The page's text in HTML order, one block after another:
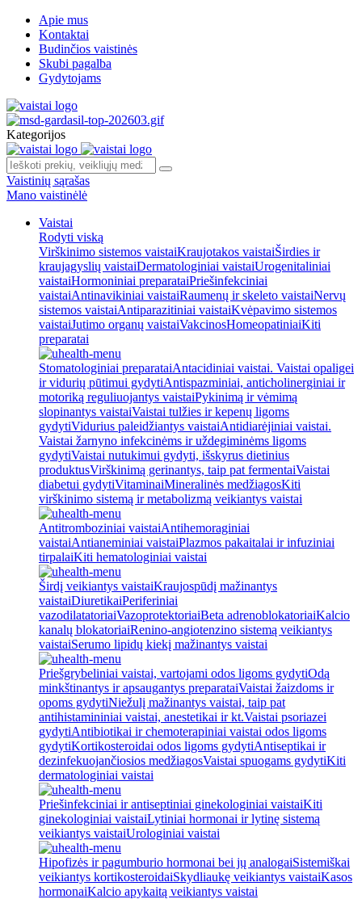
Apie mus
Kontaktai
Budinčios vaistinės
Skubi pagalba
Gydytojams
Kategorijos
Vaistinių sąrašas
Mano vaistinėlė
Vaistai
Rodyti viską
Virškinimo sistemos vaistaiKraujotakos vaistaiŠirdies ir
kraujagyslių vaistaiDermatologiniai vaistaiUrogenitaliniai
vaistaiHormoniniai preparataiPriešinfekciniai
vaistaiAntinavikiniai vaistaiRaumenų ir skeleto vaistaiNervų
sistemos vaistaiAntiparazitiniai vaistaiKvėpavimo sistemos
vaistaiJutimo organų vaistaiVakcinosHomeopatiniaiKiti
preparatai
Stomatologiniai preparataiAntacidiniai vaistai. Vaistai opaligei
ir vidurių pūtimui gydytiAntispazminiai, anticholinerginiai ir
motoriką reguliuojantys vaistaiPykinimą ir vėmimą
slopinantys vaistaiVaistai tulžies ir kepenų ligoms
gydytiVidurius paleidžiantys vaistaiAntidiarėjiniai vaistai.
Vaistai žarnyno infekcinėms ir uždegiminėms ligoms
gydytiVaistai nutukimui gydyti, išskyrus dietinius
produktusVirškinimą gerinantys, taip pat fermentaiVaistai
diabetui gydytiVitaminaiMineralinės medžiagosKiti
virškinimo sistemą ir metabolizmą veikiantys vaistai
Antitromboziniai vaistaiAntihemoraginiai
vaistaiAntianeminiai vaistaiPlazmos pakaitalai ir infuziniai
tirpalaiKiti hematologiniai vaistai
Širdį veikiantys vaistaiKraujospūdį mažinantys
vaistaiDiuretikaiPeriferiniai
vazodilatatoriaiVazoprotektoriaiBeta adrenoblokatoriaiKalcio
kanalų blokatoriaiRenino-angiotenzino sistemą veikiantys
vaistaiSerumo lipidų kiekį mažinantys vaistai
Priešgrybeliniai vaistai, vartojami odos ligoms gydytiOdą
minkštinantys ir apsaugantys preparataiVaistai žaizdoms ir
opoms gydytiNiežulį mažinantys vaistai, taip pat
antihistamininiai vaistai, anestetikai ir kt.Vaistai psoriazei
gydytiAntibiotikai ir chemoterapiniai vaistai odos ligoms
gydytiKortikosteroidai odos ligoms gydytiAntiseptikai ir
dezinfekuojančiosios medžiagosVaistai spuogams gydytiKiti
dermatologiniai vaistai
Priešinfekciniai ir antiseptiniai ginekologiniai vaistaiKiti
ginekologiniai vaistaiLytiniai hormonai ir lytinę sistemą
veikiantys vaistaiUrologiniai vaistai
Hipofizės ir pagumburio hormonai bei jų analogaiSistemiškai
veikiantys kortikosteroidaiSkydliaukę veikiantys vaistaiKasos
hormonaiKalcio apykaitą veikiantys vaistai